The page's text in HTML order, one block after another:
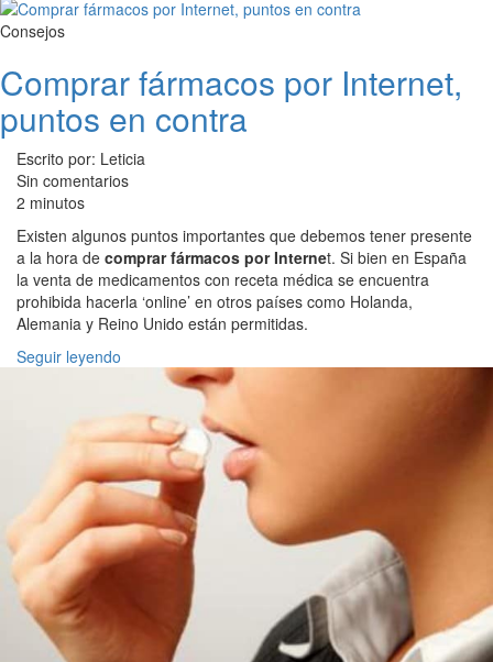
Consejos
Comprar fármacos por Internet,
puntos en contra
Escrito por: Leticia
Sin comentarios
2 minutos
Existen algunos puntos importantes que debemos tener presente
a la hora de comprar fármacos por Internet. Si bien en España
la venta de medicamentos con receta médica se encuentra
prohibida hacerla ‘online’ en otros países como Holanda,
Alemania y Reino Unido están permitidas.
Seguir leyendo